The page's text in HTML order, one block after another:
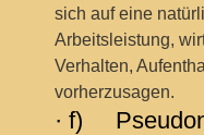
sich auf eine
Arbeitsleistung,
Verhalten,
vorherzusagen.
· f)